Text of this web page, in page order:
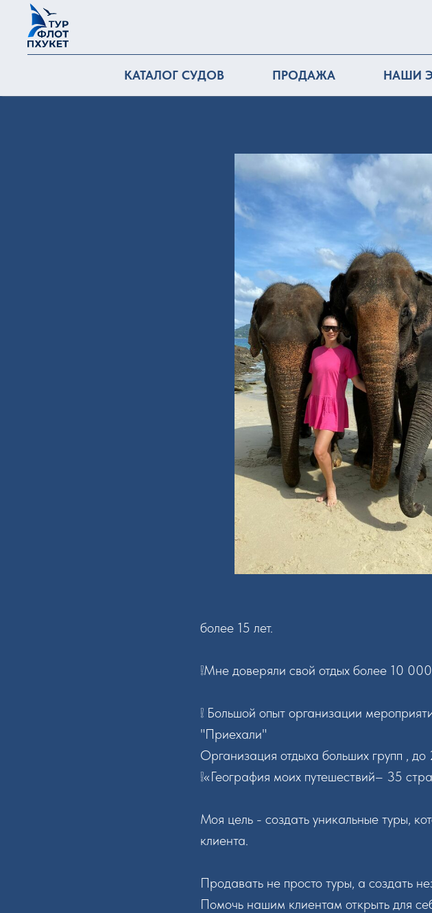
КАТАЛОГ СУДОВ ПРОДАЖА НАШИ
более 15 лет.
❕Мне доверяли свой отдых более 10
❕ Большой опыт организации
"Приехали"
Организация отдыха больших групп , до
❕«География моих путешествий– 35
Моя цель - создать уникальные туры,
клиента.
Продавать не просто туры, а создать
Помочь нашим клиентам открыть для